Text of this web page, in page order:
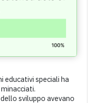
educativi speciali ha
sviluppo avevano